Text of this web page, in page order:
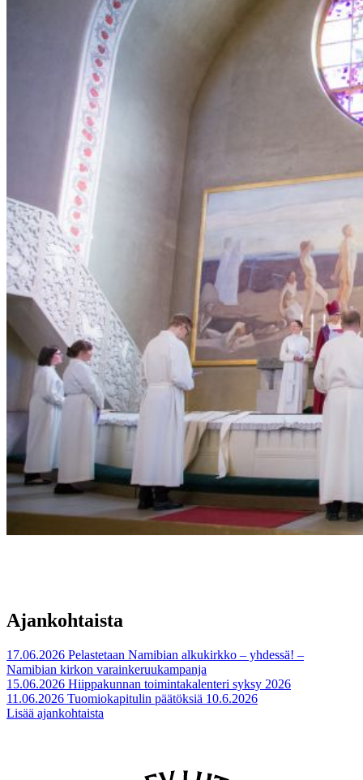
Ajankohtaista
17.06.2026 Pelastetaan Namibian alkukirkko – yhdessä! –
Namibian kirkon varainkeruukampanja
15.06.2026 Hiippakunnan toimintakalenteri syksy 2026
11.06.2026 Tuomiokapitulin päätöksiä 10.6.2026
Lisää ajankohtaista